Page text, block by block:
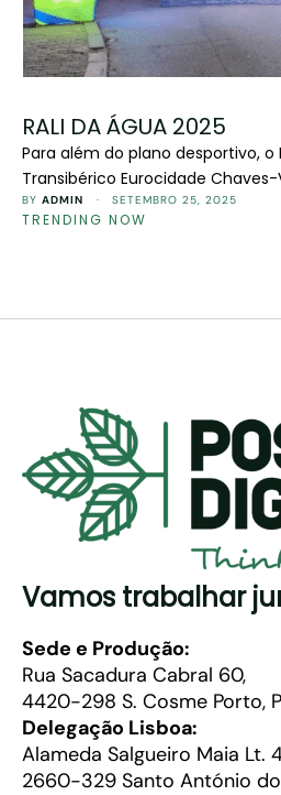
RALI DA ÁGUA 2025
Para além do plano desportivo, o
Transibérico Eurocidade
importante parte lúdica, a cargo
cenário montado no Jardim das
BY ADMIN · SETEMBRO 25, 2025
TRENDING NOW
Vamos trabalhar
Sede e Produção:
Rua Sacadura Cabral 60,
4420-298 S. Cosme Porto,
Delegação Lisboa:
Alameda Salgueiro Maia Lt.
2660-329 Santo António